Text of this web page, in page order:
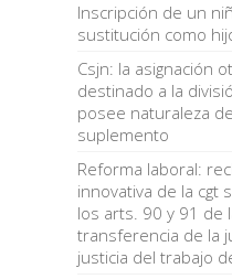
Inscripción de un
sustitución como
Csjn: la asignación
destinado a la
posee naturaleza
suplemento
Reforma laboral:
innovativa de la cgt
los arts. 90 y 91 de
transferencia de la
justicia del trabajo